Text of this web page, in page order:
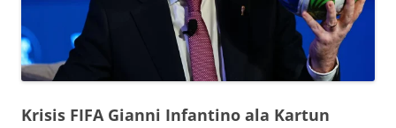
Krisis FIFA Gianni Infantino ala Kartun